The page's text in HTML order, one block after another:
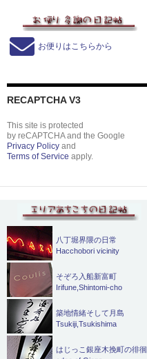
お便りはこちらから
RECAPTCHA V3
This site is protected
by reCAPTCHA and the Google
Privacy Policy and
Terms of Service apply.
八丁堀界隈の日常
Hacchobori vicinity
そぞろ入船新富町
Irifune,Shintomi-cho
築地情緒そして月島
Tsukiji,Tsukishima
はじっこ銀座木挽町の徘徊